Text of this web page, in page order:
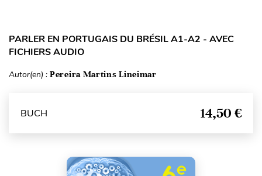
PARLER EN PORTUGAIS DU BRÉSIL A1-A2 - AVEC
FICHIERS AUDIO
Autor(en) : Pereira Martins Lineimar
BUCH 14,50 €